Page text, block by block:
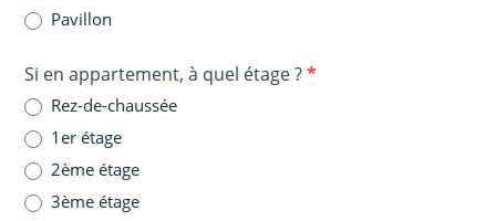
Pavillon
Si en appartement, à quel étage ?*
Rez-de-chaussée
1er étage
2ème étage
3ème étage